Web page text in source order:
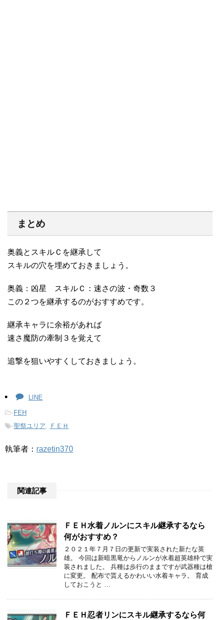
まとめ
奥義とスキルＣを継承して
スキルの穴を埋めておきましょう。
奥義：凶星 スキルＣ：速さの波・奇数３
この２つを継承するのがおすすめです。
継承キャラに余裕があれば
速さ魔防の牽制３を覚えて
追撃を狙いやすくしておきましょう。
LINE
-FEH
-聖祭ユリア, ＦＥＨ
執筆者： razetin370
関連記事
ＦＥＨ水着ノルンにスキル継承するなら
何がおすすめ？
２０２１年７月７日の更新で実装された新たな英
雄。 今回は新暗黒竜からノルンが水着超英雄枠で実
装されました。 兵種は歩行のままですが武器種は槍
に変更。 配布で貰えるかわいい水着キャラ。 育成
しておこうと …
ＦＥＨ忍者リンにスキル継承するなら何